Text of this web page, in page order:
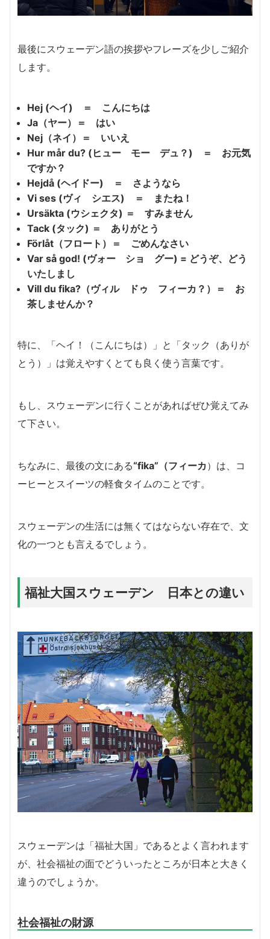
最後にスウェーデン語の挨拶やフレーズを少しご紹介
します。
Hej (ヘイ) ＝ こんにちは
Ja（ヤー）＝ はい
Nej（ネイ）＝ いいえ
Hur mår du? ( ヒュー モー デュ？) ＝ お元気
ですか？
Hejdå (ヘイドー) ＝ さようなら
Vi ses (ヴィ シエス) ＝ またね！
Ursäkta (ウシェクタ) ＝ すみません
Tack (タック) ＝ ありがとう
Förlåt（フロート）＝ ごめんなさい
Var så god! (ヴォー ショ グー) = どうぞ、どう
いたしまし
Vill du fika?（ヴィル ドゥ フィーカ？）＝ お
茶しませんか？
特に、「ヘイ！（こんにちは）」と「タック（ありが
とう）」は覚えやすくとても良く使う言葉です。
もし、スウェーデンに行くことがあればぜひ覚えてみ
て下さい。
ちなみに、最後の文にある“fika”（フィーカ ）は、コ
ーヒーとスイーツの軽食タイムのことです。
スウェーデンの生活には無くてはならない存在で、文
化の一つとも言えるでしょう。
福祉大国スウェーデン 日本との違い
スウェーデンは「福祉大国」であるとよく言われます
が、社会福祉の面でどういったところが日本と大きく
違うのでしょうか。
社会福祉の財源